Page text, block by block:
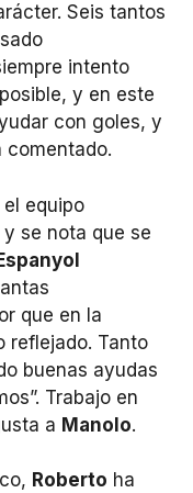
Seis tantos
intento
y en este
con goles, y
comentado.
equipo
se nota que se
que en la
reflejado. Tanto
buenas ayudas
Trabajo en
a Manolo.
Roberto ha